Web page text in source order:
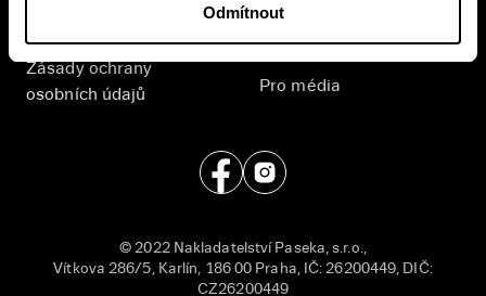
Odmítnout
Zásady ochrany
osobních údajů
Příjem rukopisů
Pro média
© 2022 Nakladatelství Paseka, s.r.o.,
Vítkova 286/5, Karlín, 186 00 Praha, IČ: 26200449, DIČ:
CZ26200449